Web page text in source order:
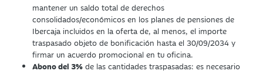
mantener un saldo total de derechos
consolidados/económicos en los planes de pensiones de
Ibercaja incluidos en la oferta de, al menos, el importe
traspasado objeto de bonificación hasta el 30/09/2034 y
firmar un acuerdo promocional en tu oficina.
Abono del 3% de las cantidades traspasadas: es necesario